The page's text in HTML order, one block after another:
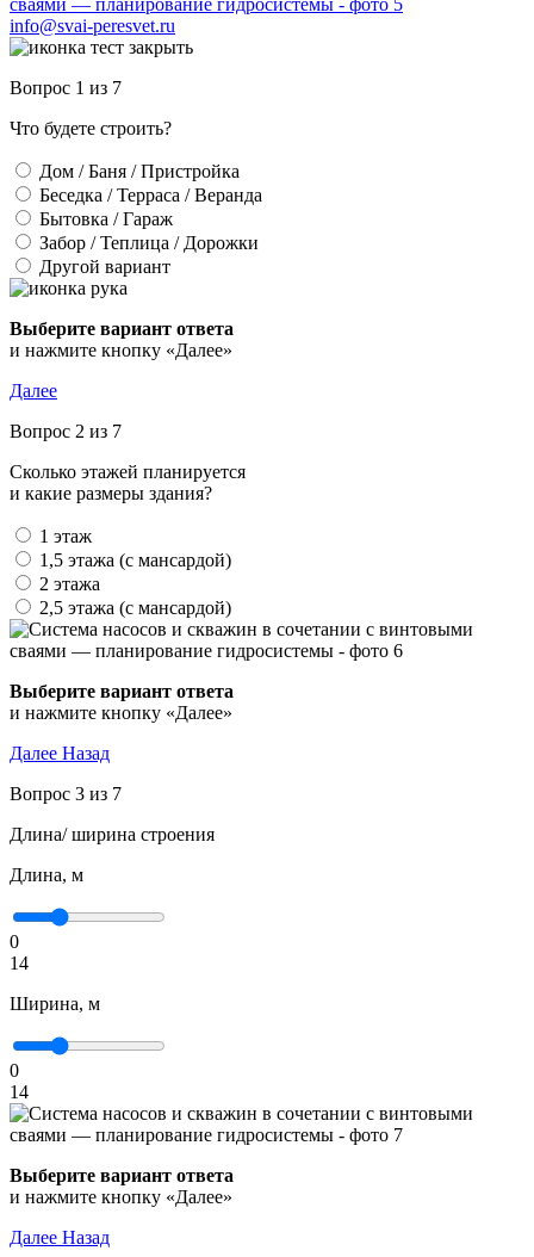
info@svai-peresvet.ru
Вопрос 1 из 7
Что будете строить?
Дом / Баня / Пристройка
Беседка / Терраса / Веранда
Бытовка / Гараж
Забор / Теплица / Дорожки
Другой вариант
Выберите вариант ответа
и нажмите кнопку «Далее»
Далее
Вопрос 2 из 7
Сколько этажей планируется
и какие размеры здания?
1 этаж
1,5 этажа (с мансардой)
2 этажа
2,5 этажа (с мансардой)
Выберите вариант ответа
и нажмите кнопку «Далее»
Далее Назад
Вопрос 3 из 7
Длина/ ширина строения
Длина, м
0
14
Ширина, м
0
14
Выберите вариант ответа
и нажмите кнопку «Далее»
Далее Назад